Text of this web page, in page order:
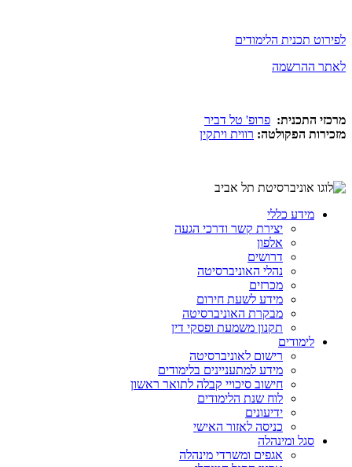
לפירוט תכנית הלימודים
לאתר ההרשמה
מרכזי התכנית: פרופ' טל דביר
מזכירות הפקולטה: רווית ויתקין
מידע כללי
יצירת קשר ודרכי הגעה
אלפון
דרושים
נהלי האוניברסיטה
מכרזים
מידע לשעת חירום
מבקרת האוניברסיטה
תקנון משמעת ופסקי דין
לימודים
רישום לאוניברסיטה
מידע למתעניינים בלימודים
חישוב סיכויי קבלה לתואר ראשון
לוח שנת הלימודים
ידיעונים
כניסה לאזור האישי
סגל ומינהלה
אגפים ומשרדי מינהלה